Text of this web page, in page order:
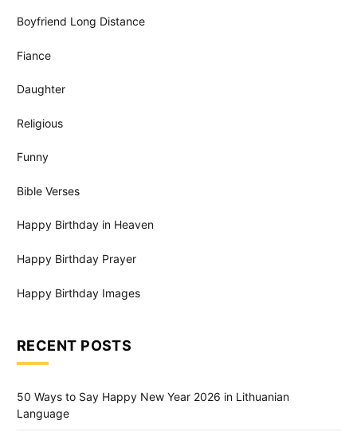
Boyfriend Long Distance
Fiance
Daughter
Religious
Funny
Bible Verses
Happy Birthday in Heaven
Happy Birthday Prayer
Happy Birthday Images
RECENT POSTS
50 Ways to Say Happy New Year 2026 in Lithuanian
Language